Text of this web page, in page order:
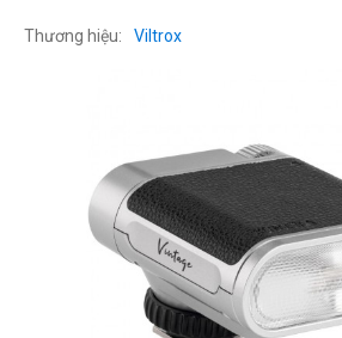
Thương hiệu Viltrox